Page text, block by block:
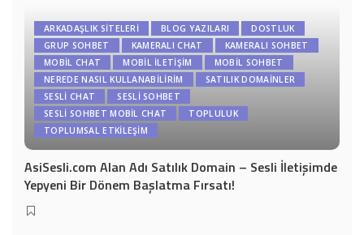
ARKADAŞLIK SITELERI BLOG YAZILARI
DOSTLUK
GRUP SOHBET
KAMERALI CHAT
KAMERALI SOHBET
MOBIL CHAT
MOBIL İLETIŞIM
MOBIL SOHBET
NEREDE NASIL KULLANABILIRIM
SATILIK DOMAİNLER
SESLI CHAT
SESLI SOHBET
SESLI SOHBET MOBIL CHAT
TOPLULUK
TOPLUMSAL ETKILEŞIM
AsiSesli.com Alan Adı Satılık Domain – Sesli İletişimde
Yepyeni Bir Dönem Başlatma Fırsatı!